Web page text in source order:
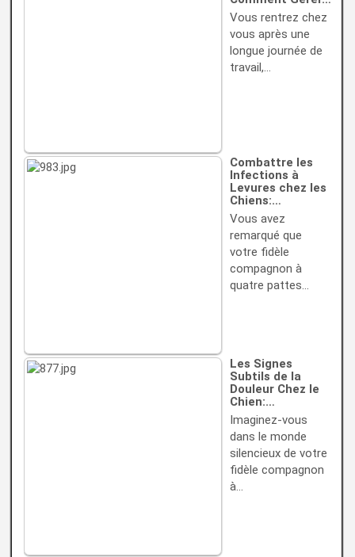
Vous rentrez chez
vous après une
longue journée de
travail,…
Combattre les
Infections à
Levures chez les
Chiens:…
Vous avez
remarqué que
votre fidèle
compagnon à
quatre pattes…
Les Signes
Subtils de la
Douleur Chez le
Chien:…
Imaginez-vous
dans le monde
silencieux de votre
fidèle compagnon
à…